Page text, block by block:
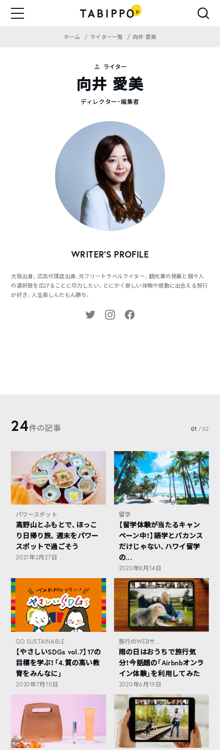
ホーム ライター一覧 向井 愛美
ライター
向井 愛美
ディレクター・編集者
WRITER’S PROFILE
大阪出身。広告代理店出身、元フリートラベルライター。観光業の発展と個々人
の選択肢を広げることに尽力したい。とにかく新しい体験や感動に出会える旅行
が好き。人生楽しんだもん勝ち。
24件の記事 01 / 02
パワースポット
高野山とふもとで、ほっこ
り日帰り旅。週末をパワー
スポットで過ごそう
2021年2月27日
留学
【留学体験が当たるキャン
ペーン中！】語学とバカンス
だけじゃない、ハワイ留学
の...
2020年8月14日
GO SUSTAINABLE
【やさしいSDGs vol.7】17の
目標を学ぶ！「4.質の高い教
育をみんなに」
2020年7月10日
旅行のWEBサ...
雨の日はおうちで旅行気
分！今話題の「Airbnbオンラ
イン体験」を利用してみた
2020年6月19日